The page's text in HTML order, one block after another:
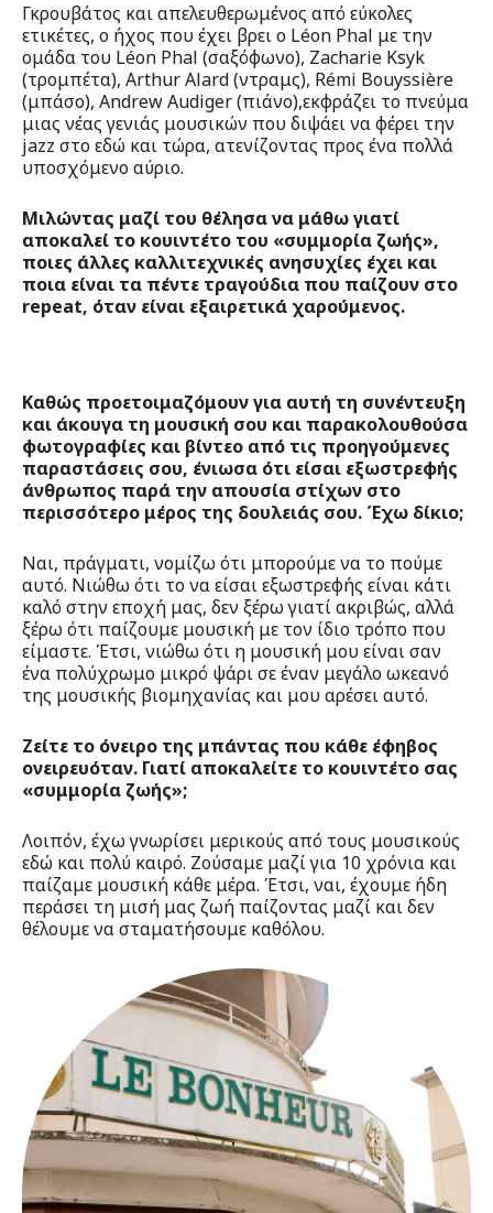
Γκρουβάτος και απελευθερωμένος από εύκολες
ετικέτες, ο ήχος που έχει βρει ο Léon Phal με την
ομάδα του Léon Phal (σαξόφωνο), Zacharie Ksyk
(τρομπέτα), Arthur Alard (ντραμς), Rémi Bouyssière
(μπάσο), Andrew Audiger (πιάνο),εκφράζει το πνεύμα
μιας νέας γενιάς μουσικών που διψάει να φέρει την
jazz στο εδώ και τώρα, ατενίζοντας προς ένα πολλά
υποσχόμενο αύριο.
Μιλώντας μαζί του θέλησα να μάθω γιατί
αποκαλεί το κουιντέτο του «συμμορία ζωής»,
ποιες άλλες καλλιτεχνικές ανησυχίες έχει και
ποια είναι τα πέντε τραγούδια που παίζουν στο
repeat, όταν είναι εξαιρετικά χαρούμενος.
Καθώς προετοιμαζόμουν για αυτή τη συνέντευξη
και άκουγα τη μουσική σου και παρακολουθούσα
φωτογραφίες και βίντεο από τις προηγούμενες
παραστάσεις σου, ένιωσα ότι είσαι εξωστρεφής
άνθρωπος παρά την απουσία στίχων στο
περισσότερο μέρος της δουλειάς σου. Έχω δίκιο;
Ναι, πράγματι, νομίζω ότι μπορούμε να το πούμε
αυτό. Νιώθω ότι το να είσαι εξωστρεφής είναι κάτι
καλό στην εποχή μας, δεν ξέρω γιατί ακριβώς, αλλά
ξέρω ότι παίζουμε μουσική με τον ίδιο τρόπο που
είμαστε. Έτσι, νιώθω ότι η μουσική μου είναι σαν
ένα πολύχρωμο μικρό ψάρι σε έναν μεγάλο ωκεανό
της μουσικής βιομηχανίας και μου αρέσει αυτό.
Ζείτε το όνειρο της μπάντας που κάθε έφηβος
ονειρευόταν. Γιατί αποκαλείτε το κουιντέτο σας
«συμμορία ζωής»;
Λοιπόν, έχω γνωρίσει μερικούς από τους μουσικούς
εδώ και πολύ καιρό. Ζούσαμε μαζί για 10 χρόνια και
παίζαμε μουσική κάθε μέρα. Έτσι, ναι, έχουμε ήδη
περάσει τη μισή μας ζωή παίζοντας μαζί και δεν
θέλουμε να σταματήσουμε καθόλου.